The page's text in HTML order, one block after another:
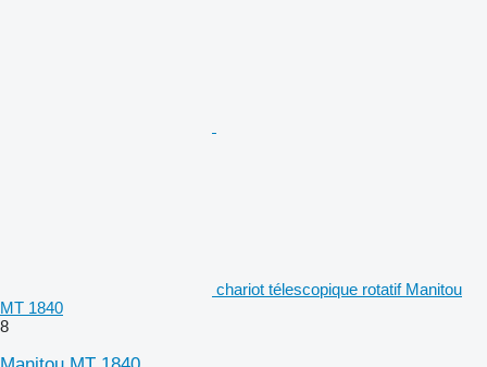
chariot télescopique rotatif Manitou
MT 1840
8